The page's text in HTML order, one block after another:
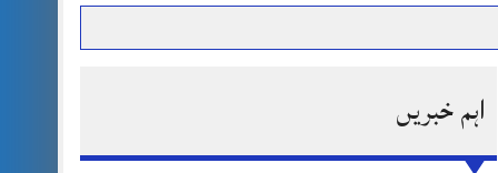
پر قربان
اہم خبریں